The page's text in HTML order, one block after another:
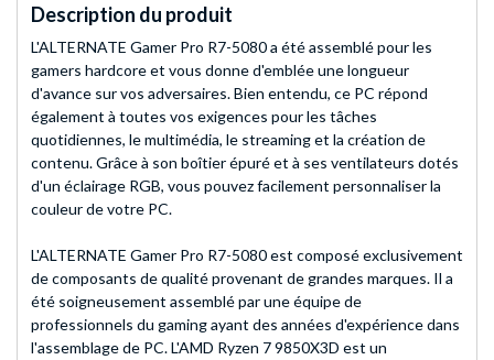
Description du produit
L'ALTERNATE Gamer Pro R7-5080 a été assemblé pour les
gamers hardcore et vous donne d'emblée une longueur
d'avance sur vos adversaires. Bien entendu, ce PC répond
également à toutes vos exigences pour les tâches
quotidiennes, le multimédia, le streaming et la création de
contenu. Grâce à son boîtier épuré et à ses ventilateurs dotés
d'un éclairage RGB, vous pouvez facilement personnaliser la
couleur de votre PC.
L'ALTERNATE Gamer Pro R7-5080 est composé exclusivement
de composants de qualité provenant de grandes marques. Il a
été soigneusement assemblé par une équipe de
professionnels du gaming ayant des années d'expérience dans
l'assemblage de PC. L'AMD Ryzen 7 9850X3D est un